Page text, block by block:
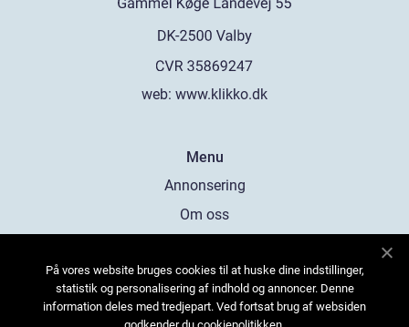
web: www.klikko.dk
Menu
Annonsering
Om oss
Kontakta oss
Sitemap
På vores website bruges cookies til at huske dine indstillinger,
statistik og personalisering af indhold og annoncer. Denne
information deles med tredjepart. Ved fortsat brug af websiden